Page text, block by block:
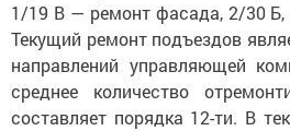
1/19 В — ремонт фасада, 2/30
Текущий ремонт подъездов
направлений управляющей
среднее количество
составляет порядка 12-ти. В